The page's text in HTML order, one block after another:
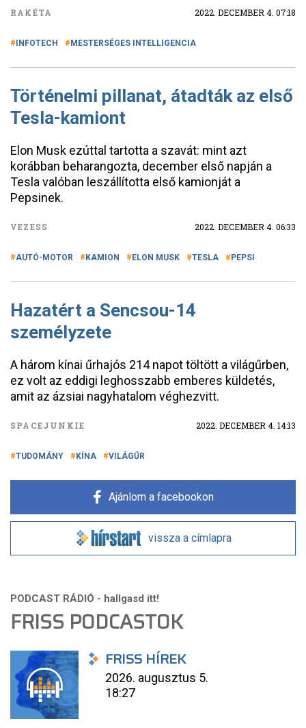
RAKÉTA 2022. DECEMBER 4. 07:18
INFOTECH MESTERSÉGES INTELLIGENCIA
Történelmi pillanat, átadták az első
Tesla-kamiont
Elon Musk ezúttal tartotta a szavát: mint azt
korábban beharangozta, december első napján a
Tesla valóban leszállította első kamionját a
Pepsinek.
VEZESS 2022. DECEMBER 4. 06:33
AUTÓ-MOTOR KAMION ELON MUSK TESLA PEPSI
Hazatért a Sencsou-14
személyzete
A három kínai űrhajós 214 napot töltött a világűrben,
ez volt az eddigi leghosszabb emberes küldetés,
amit az ázsiai nagyhatalom véghezvitt.
SPACEJUNKIE 2022. DECEMBER 4. 14:13
TUDOMÁNY KÍNA VILÁGŰR
Ajánlom a facebookon
vissza a címlapra
FRISS PODCASTOK
FRISS HÍREK
2026. augusztus 5.
18:27